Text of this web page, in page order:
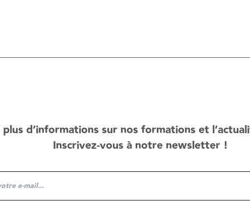
d’informations sur nos formations et
Inscrivez-vous à notre newsletter !